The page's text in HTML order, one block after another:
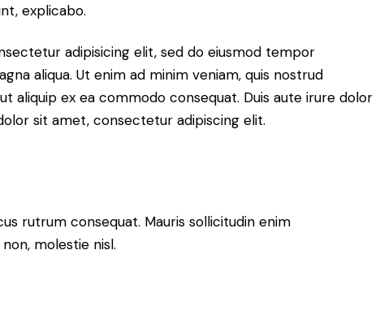
explicabo.
adipisicing elit, sed do eiusmod tempor
aliqua. Ut enim ad minim veniam, quis nostrud
aliquip ex ea commodo consequat. Duis aute irure dolor
sit amet, consectetur adipiscing elit.
rutrum consequat. Mauris sollicitudin enim
molestie nisl.